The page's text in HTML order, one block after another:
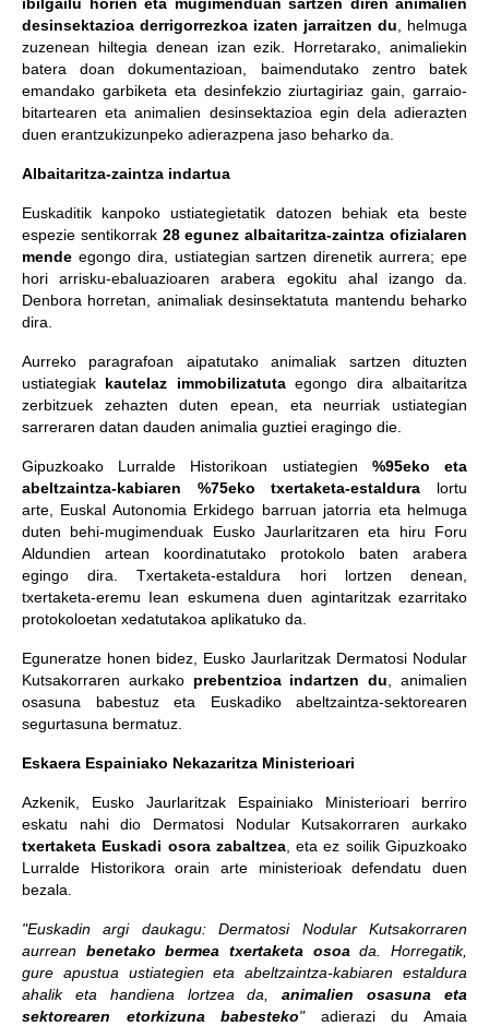
desinsektazioa derrigorrezkoa izaten jarraitzen du , helmuga
zuzenean hiltegia denean izan ezik. Horretarako, animaliekin
batera doan dokumentazioan, baimendutako zentro batek
emandako garbiketa eta desinfekzio ziurtagiriaz gain, garraio-
bitartearen eta animalien desinsektazioa egin dela adierazten
duen erantzukizunpeko adierazpena jaso beharko da.
Albaitaritza-zaintza indartua
Euskaditik kanpoko ustiategietatik datozen behiak eta beste
espezie sentikorrak 28 egunez albaitaritza-zaintza ofizialaren
mende egongo dira, ustiategian sartzen direnetik aurrera; epe
hori arrisku-ebaluazioaren arabera egokitu ahal izango da.
Denbora horretan, animaliak desinsektatuta mantendu beharko
dira.
Aurreko paragrafoan aipatutako animaliak sartzen dituzten
ustiategiak kautelaz immobilizatutaegongo dira albaitaritza
zerbitzuek zehazten duten epean, eta neurriak ustiategian
sarreraren datan dauden animalia guztiei eragingo die.
Gipuzkoako Lurralde Historikoan ustiategien %95eko eta
abeltzaintza-kabiaren %75eko txertaketa-estaldura lortu
arte, Euskal Autonomia Erkidego barruan jatorria eta helmuga
duten behi-mugimenduak Eusko Jaurlaritzaren eta hiru Foru
Aldundien artean koordinatutako protokolo baten arabera
egingo dira. Txertaketa-estaldura hori lortzen denean,
txertaketa-eremu Iean eskumena duen agintaritzak ezarritako
protokoloetan xedatutakoa aplikatuko da.
Eguneratze honen bidez, Eusko Jaurlaritzak Dermatosi Nodular
Kutsakorraren aurkakoprebentzioa indartzen du , animalien
osasuna babestuz eta Euskadiko abeltzaintza-sektorearen
segurtasuna bermatuz.
Eskaera Espainiako Nekazaritza Ministerioari
Azkenik, Eusko Jaurlaritzak Espainiako Ministerioari berriro
eskatu nahi dio Dermatosi Nodular Kutsakorraren aurkako
txertaketa Euskadi osora zabaltzea, eta ez soilik Gipuzkoako
Lurralde Historikora orain arte ministerioak defendatu duen
bezala.
"Euskadin argi daukagu: Dermatosi Nodular Kutsakorraren
aurrean benetako bermea txertaketa osoa da. Horregatik,
gure apustua ustiategien eta abeltzaintza-kabiaren estaldura
ahalik eta handiena lortzea da,animalien osasuna eta
sektorearen etorkizuna babesteko"adierazi du Amaia